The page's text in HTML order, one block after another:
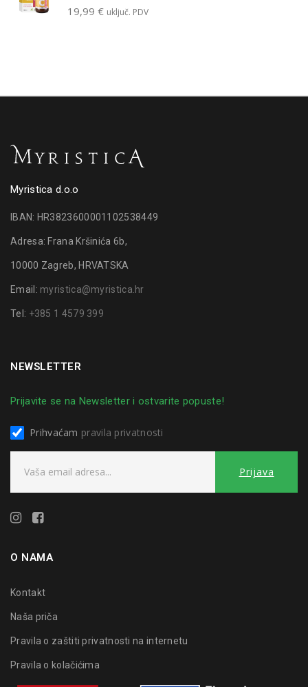
19,99 € uključ. PDV
Myristica d.o.o
IBAN: HR3823600001102538449
Adresa: Frana Kršinića 6b,
10000 Zagreb, HRVATSKA
Email: myristica@myristica.hr
Tel: +385 1 4579 399
NEWSLETTER
Prijavite se na Newsletter i ostvarite popuste!
Prihvaćam pravila privatnosti
O NAMA
Kontakt
Naša priča
Pravila o zaštiti privatnosti na internetu
Pravila o kolačićima